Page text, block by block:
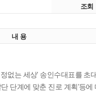
조회
내 용
없는 세상' 송인수대표를 초
단계에 맞춘 진로 계획'등에